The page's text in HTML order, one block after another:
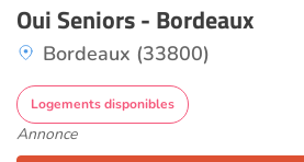
Oui Seniors - Bordeaux
Bordeaux (33800)
Logements disponibles
Annonce